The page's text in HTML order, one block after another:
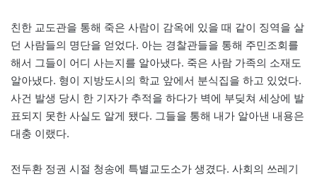
친한 교도관을 통해 죽은 사람이 감옥에 있을 때 같이 징역을 살
던 사람들의 명단을 얻었다. 아는 경찰관들을 통해 주민조회를
해서 그들이 어디 사는지를 알아냈다. 죽은 사람 가족의 소재도
알아냈다. 형이 지방도시의 학교 앞에서 분식집을 하고 있었다.
사건 발생 당시 한 기자가 추적을 하다가 벽에 부딪쳐 세상에 발
표되지 못한 사실도 알게 됐다. 그들을 통해 내가 알아낸 내용은
대충 이랬다.
전두환 정권 시절 청송에 특별교도소가 생겼다. 사회의 쓰레기